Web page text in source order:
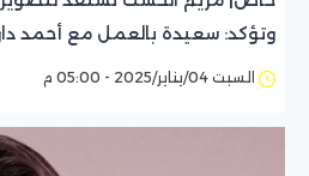
وتؤكد: سعيدة بالعمل مع أحمد
السبت 04/يناير/2025 - 05:00 م